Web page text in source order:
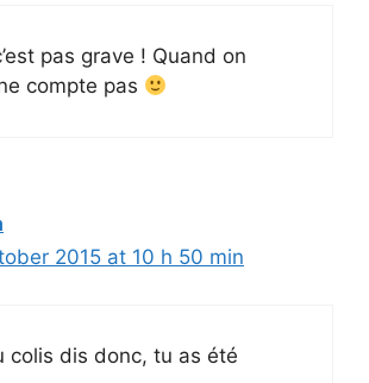
pas grave ! Quand on
compte pas
2015 at 10 h 50 min
colis dis donc, tu as été